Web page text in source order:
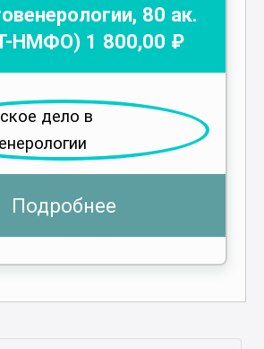
, 80 ак.
НМФО) 1 800,00 ₽
Подробнее